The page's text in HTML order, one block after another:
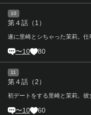
10
第４話（1）
遂に里崎とシちゃった茉莉。
〜10 80
11
第４話（2）
初デートをする里崎と茉莉。
〜10 60